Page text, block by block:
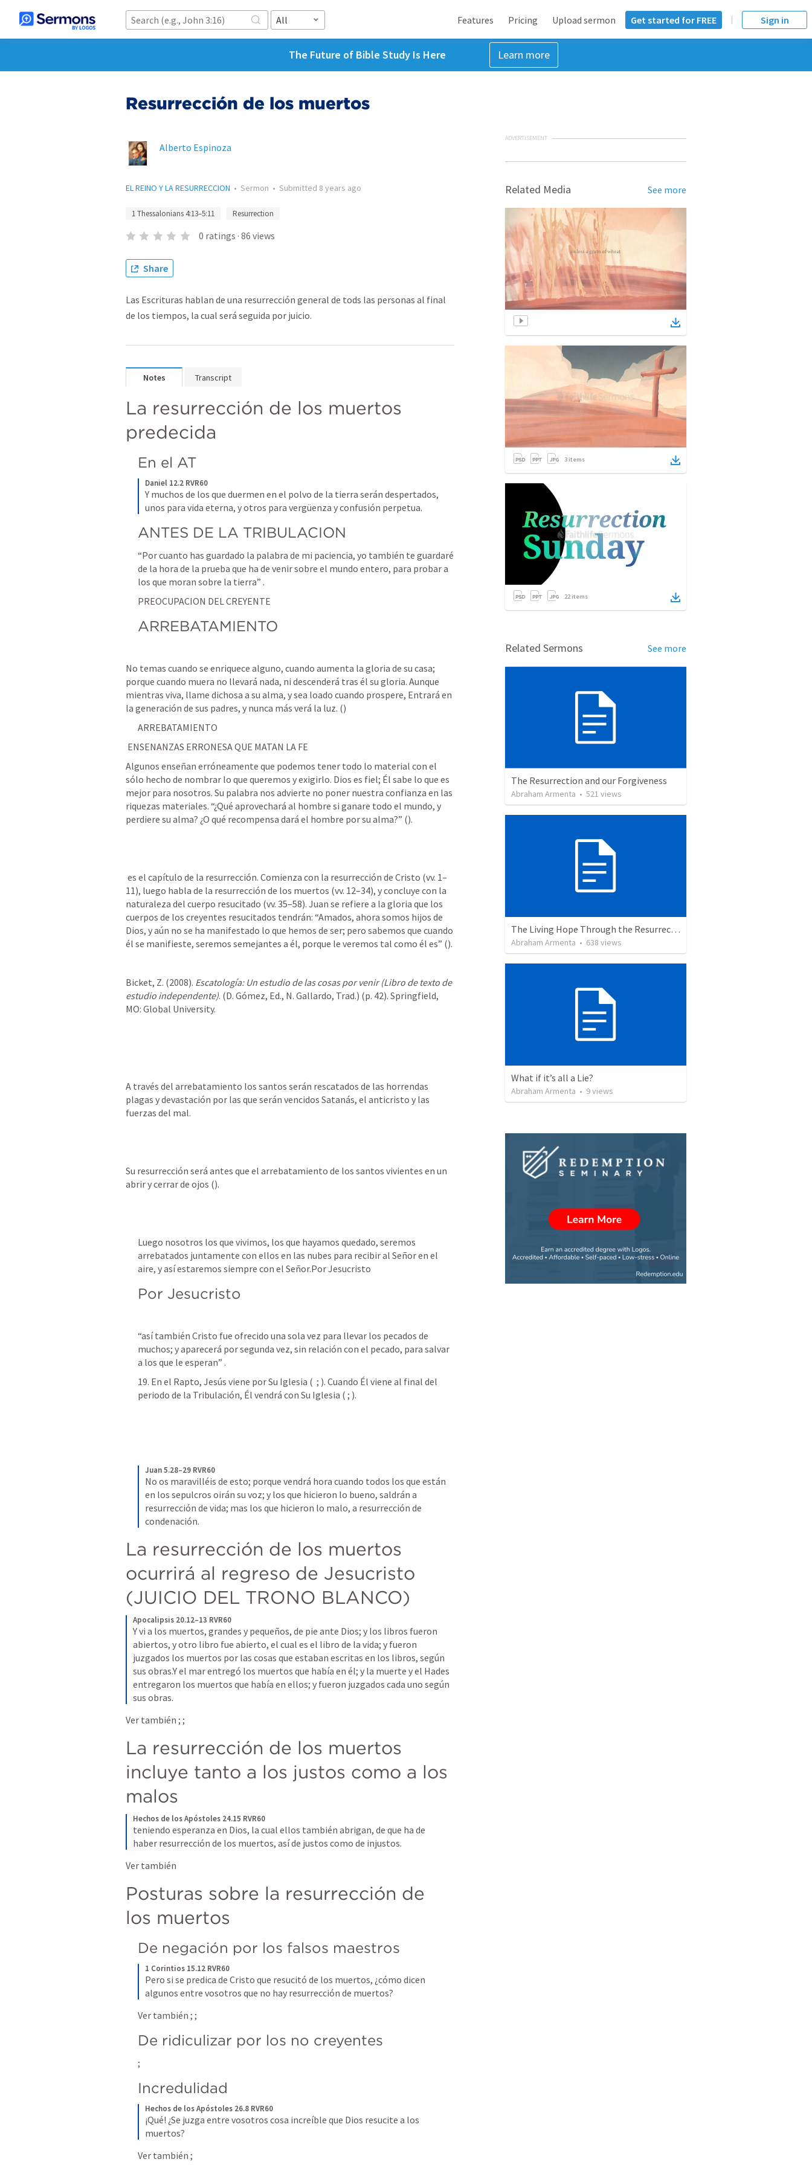
All Features Pricing Upload sermon Get started for FREE Sign in
The Future of Bible Study Is Here Learn more
Resurrección de los muertos
Alberto Espinoza
EL REINO Y LA RESURRECCION • Sermon • Submitted 8 years ago
1 Thessalonians 4:13–5:11 Resurrection
0 ratings · 86 views
Share
Las Escrituras hablan de una resurrección general de tods las personas al final
de los tiempos, la cual será seguida por juicio.
Notes Transcript
La resurrección de los muertos
predecida
En el AT
Daniel 12.2 RVR60
Y muchos de los que duermen en el polvo de la tierra serán despertados,
unos para vida eterna, y otros para vergüenza y confusión perpetua.
ANTES DE LA TRIBULACION
“Por cuanto has guardado la palabra de mi paciencia, yo también te guardaré
de la hora de la prueba que ha de venir sobre el mundo entero, para probar a
los que moran sobre la tierra” .
PREOCUPACION DEL CREYENTE
ARREBATAMIENTO
No temas cuando se enriquece alguno, cuando aumenta la gloria de su casa;
porque cuando muera no llevará nada, ni descenderá tras él su gloria. Aunque
mientras viva, llame dichosa a su alma, y sea loado cuando prospere, Entrará en
la generación de sus padres, y nunca más verá la luz. ()
ARREBATAMIENTO
ENSENANZAS ERRONESA QUE MATAN LA FE
Algunos enseñan erróneamente que podemos tener todo lo material con el
sólo hecho de nombrar lo que queremos y exigirlo. Dios es fiel; Él sabe lo que es
mejor para nosotros. Su palabra nos advierte no poner nuestra confianza en las
riquezas materiales. “¿Qué aprovechará al hombre si ganare todo el mundo, y
perdiere su alma? ¿O qué recompensa dará el hombre por su alma?” ().
11), luego habla de la resurrección de los muertos (vv. 12–34), y concluye con la
naturaleza del cuerpo resucitado (vv. 35–58). Juan se refiere a la gloria que los
cuerpos de los creyentes resucitados tendrán: “Amados, ahora somos hijos de
Dios, y aún no se ha manifestado lo que hemos de ser; pero sabemos que cuando
él se manifieste, seremos semejantes a él, porque le veremos tal como él es” ().
Bicket, Z. (2008). Escatología: Un estudio de las cosas por venir (Libro de texto de
estudio independente). (D. Gómez, Ed., N. Gallardo, Trad.) (p. 42). Springfield,
MO: Global University.
A través del arrebatamiento los santos serán rescatados de las horrendas
plagas y devastación por las que serán vencidos Satanás, el anticristo y las
fuerzas del mal.
Su resurrección será antes que el arrebatamiento de los santos vivientes en un
abrir y cerrar de ojos ().
Luego nosotros los que vivimos, los que hayamos quedado, seremos
arrebatados juntamente con ellos en las nubes para recibir al Señor en el
aire, y así estaremos siempre con el Señor.Por Jesucristo
Por Jesucristo
“así también Cristo fue ofrecido una sola vez para llevar los pecados de
muchos; y aparecerá por segunda vez, sin relación con el pecado, para salvar
a los que le esperan” .
19. En el Rapto, Jesús viene por Su Iglesia (
  ;
). Cuando Él viene al final del
periodo de la Tribulación, Él vendrá con Su Iglesia ( ; ).
Juan 5.28–29 RVR60
No os maravilléis de esto; porque vendrá hora cuando todos los que están
en los sepulcros oirán su voz; y los que hicieron lo bueno, saldrán a
resurrección de vida; mas los que hicieron lo malo, a resurrección de
condenación.
La resurrección de los muertos
ocurrirá al regreso de Jesucristo
(JUICIO DEL TRONO BLANCO)
Apocalipsis 20.12–13 RVR60
Y vi a los muertos, grandes y pequeños, de pie ante Dios; y los libros fueron
abiertos, y otro libro fue abierto, el cual es el libro de la vida; y fueron
juzgados los muertos por las cosas que estaban escritas en los libros, según
sus obras.Y el mar entregó los muertos que había en él; y la muerte y el Hades
entregaron los muertos que había en ellos; y fueron juzgados cada uno según
sus obras.
Ver también ; ;
La resurrección de los muertos
incluye tanto a los justos como a los
malos
Hechos de los Apóstoles 24.15 RVR60
teniendo esperanza en Dios, la cual ellos también abrigan, de que ha de
haber resurrección de los muertos, así de justos como de injustos.
Ver también
Posturas sobre la resurrección de
los muertos
De negación por los falsos maestros
1 Corintios 15.12 RVR60
Pero si se predica de Cristo que resucitó de los muertos, ¿cómo dicen
algunos entre vosotros que no hay resurrección de muertos?
Ver también ; ;
De ridiculizar por los no creyentes
;
Incredulidad
Hechos de los Apóstoles 26.8 RVR60
¡Qué! ¿Se juzga entre vosotros cosa increíble que Dios resucite a los
muertos?
Ver también ;
ADVERTISEMENT
Related Media See more
3 items
22items
Related Sermons See more
The Resurrection and our Forgiveness
Abraham Armenta • 521 views
The Living Hope Through the Resurrection
Abraham Armenta • 638 views
What if it’s all a Lie?
Abraham Armenta • 9views